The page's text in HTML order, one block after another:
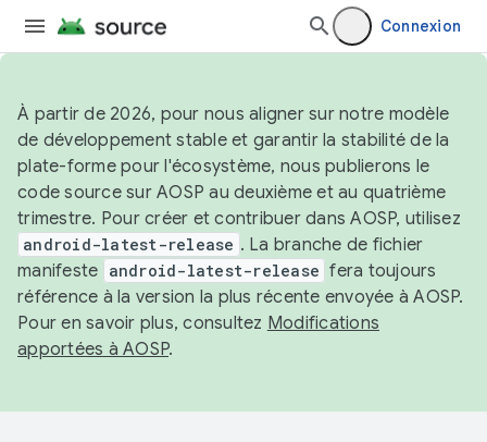
Connexion
À partir de 2026, pour nous aligner sur notre modèle
de développement stable et garantir la stabilité de la
plate-forme pour l'écosystème, nous publierons le
code source sur AOSP au deuxième et au quatrième
trimestre. Pour créer et contribuer dans AOSP, utilisez
android-latest-release . La branche de fichier
manifeste android-latest-release fera toujours
référence à la version la plus récente envoyée à AOSP.
Pour en savoir plus, consultez Modifications
apportées à AOSP.